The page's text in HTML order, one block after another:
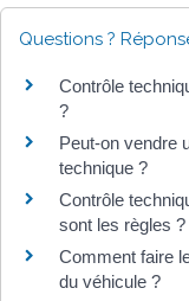
Questions ?
Contrôle
?
Peut-on vendre
technique ?
Contrôle
sont les règles ?
Comment faire
du véhicule ?